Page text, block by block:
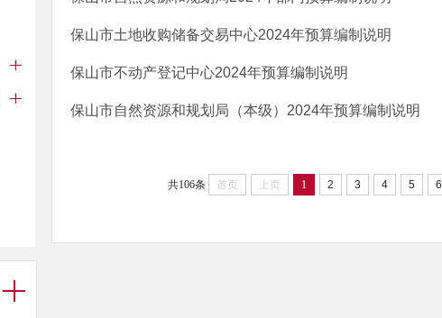
保山市土地收购储备交易中心2024年预算编制说明
保山市不动产登记中心2024年预算编制说明
保山市自然资源和规划局（本级）2024年预算编制说明
共106条 首页 上页 1 2 3 4 5 6